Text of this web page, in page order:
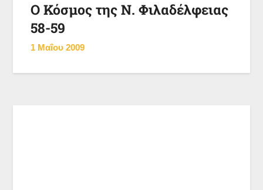
Ο Κόσμος της Ν. Φιλαδέλφειας
58-59
1 Μαΐου 2009